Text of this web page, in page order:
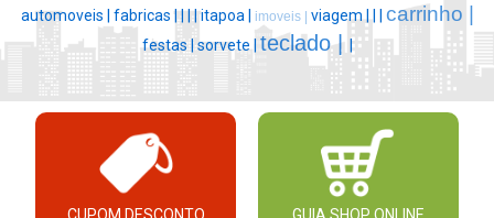
automoveis | fabricas ||||itapoa | imoveis | viagem || carrinho |
festas |sorvete | teclado |
CUPOM DESCONTO GUIA SHOP ONLINE